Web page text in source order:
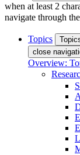
when at least 2
navigate through
Topics
close
Overview: